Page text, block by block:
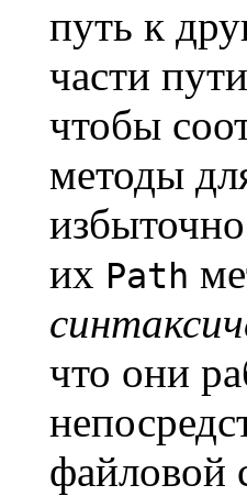
путь к
части
чтобы
методы
их Path
что они
файловой